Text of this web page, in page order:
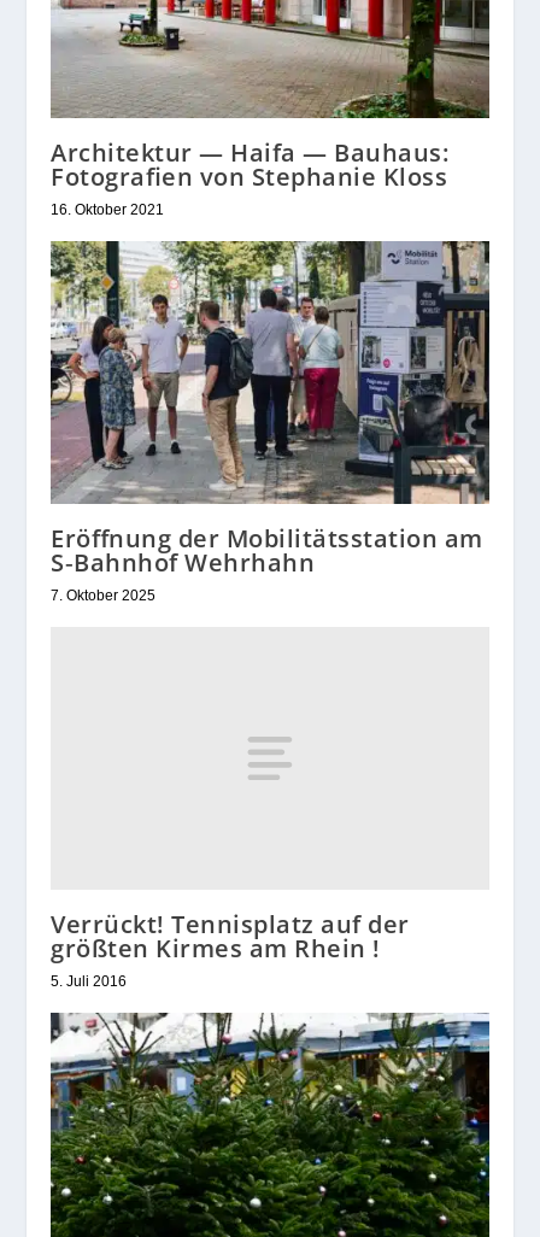
Architektur — Haifa — Bauhaus:
Fotografien von Stephanie Kloss
16. Oktober 2021
Eröffnung der Mobilitätsstation am
S‑Bahnhof Wehrhahn
7. Oktober 2025
Verrückt! Tennisplatz auf der
größten Kirmes am Rhein !
5. Juli 2016